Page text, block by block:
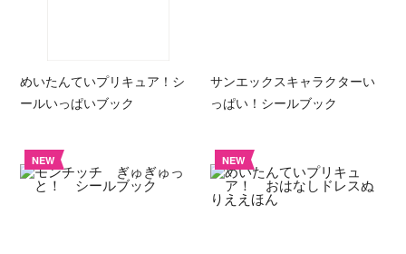
めいたんていプリキュア！シ
ールいっぱいブック
サンエックスキャラクターい
っぱい！シールブック
NEW NEW